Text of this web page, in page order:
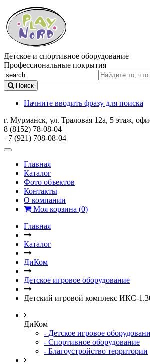
Детское и спортивное оборудование
Профессиональные покрытия
Поиск
Начните вводить фразу для поиска
г. Мурманск, ул. Траловая 12а, 5 этаж,
8 (8152) 78-08-04
+7 (921) 708-08-04
Главная
Каталог
Фото объектов
Контакты
О компании
Моя корзина (0)
Главная
Каталог
ДиКом
Детское игровое оборудование
Детский игровой комплекс ИКС-
ДиКом
- Детское игровое
- Спортивное оборудование
- Благоустройство территории